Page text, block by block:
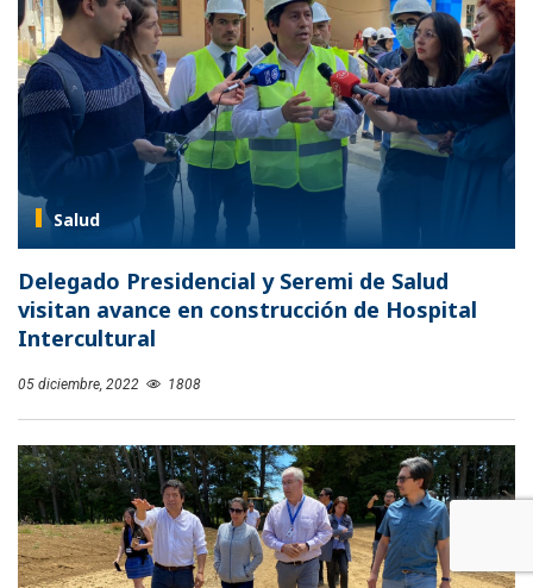
Salud
Delegado Presidencial y Seremi de Salud
visitan avance en construcción de Hospital
Intercultural
05 diciembre, 2022 1808